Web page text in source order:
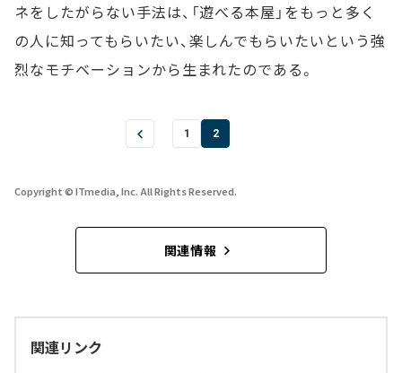
ネをしたがらない手法は、「遊べる本屋」をもっと多く
の人に知ってもらいたい、楽しんでもらいたいという強
烈なモチベーションから生まれたのである。
1 2
Copyright © ITmedia, Inc. All Rights Reserved.
関連情報
関連リンク